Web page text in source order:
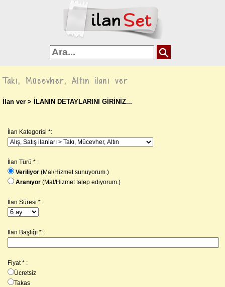
Takı, Mücevher, Altın ilanı ver
İlan ver > İLANIN DETAYLARINI GİRİNİZ...
İlan Kategorisi *:
İlan Türü * :
Veriliyor (Mal/Hizmet sunuyorum.)
Aranıyor (Mal/Hizmet talep ediyorum.)
İlan Süresi * :
İlan Başlığı * :
Fiyat* :
Ücretsiz
Takas